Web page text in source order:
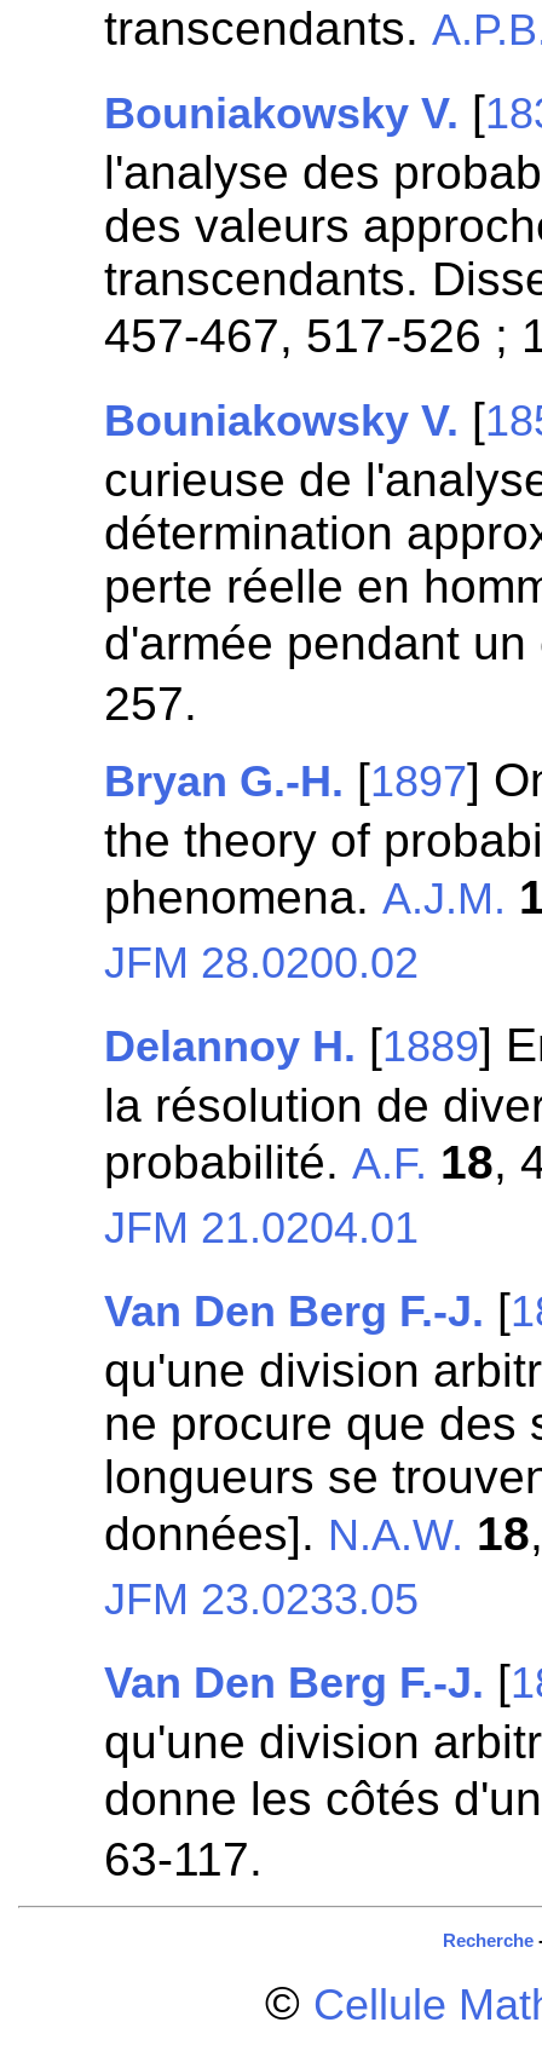
transcendants.
Bouniakowsky V. [
l'analyse des
des valeurs
transcendants.
457-467, 517-526 ;
Bouniakowsky V. [
curieuse de
détermination
perte réelle en
d'armée pendant
257.
Bryan G.-H. [1897]
the theory of
phenomena.A.J.M.
JFM 28.0200.02
Delannoy H. [1889]
la résolution de
probabilité.A.F. 18,
JFM 21.0204.01
Van Den Berg F.-J. [
qu'une division
ne procure que des
longueurs se
données]. N.A.W. 18
JFM 23.0233.05
Van Den Berg F.-J. [
qu'une division
donne les côtés
63-117.
Recherche
© Cellule